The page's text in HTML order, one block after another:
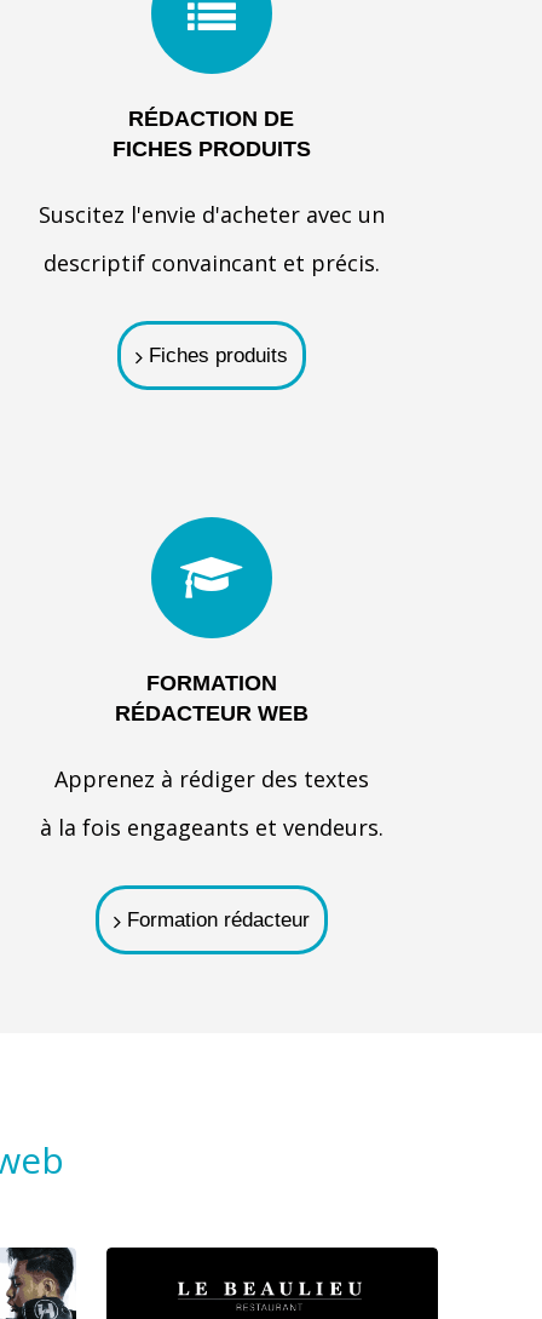
RÉDACTION DE
FICHES PRODUITS
Suscitez l'envie d'acheter avec un
descriptif convaincant et précis.
Fiches produits
FORMATION
RÉDACTEUR WEB
Apprenez à rédiger des textes
à la fois engageants et vendeurs.
Formation rédacteur